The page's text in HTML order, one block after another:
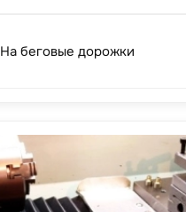
На беговые дорожки